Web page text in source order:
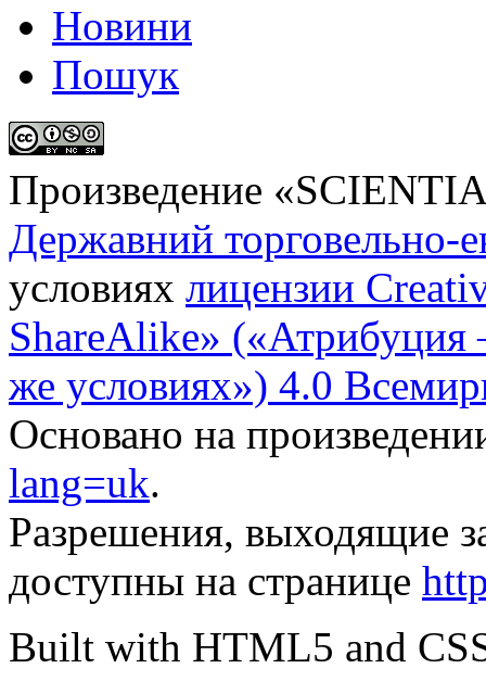
Новини
Пошук
Произведение «
Державний торговельно-
условиях лицензии
ShareAlike»
же условиях») 4.0
Основано на
lang=uk.
Разрешения, выходящие
доступны на странице
Built with HTML5 and